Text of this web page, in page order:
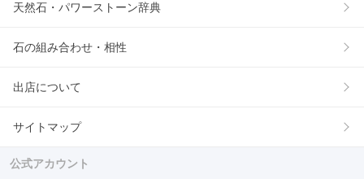
天然石・パワーストーン辞典
石の組み合わせ・相性
出店について
サイトマップ
公式アカウント